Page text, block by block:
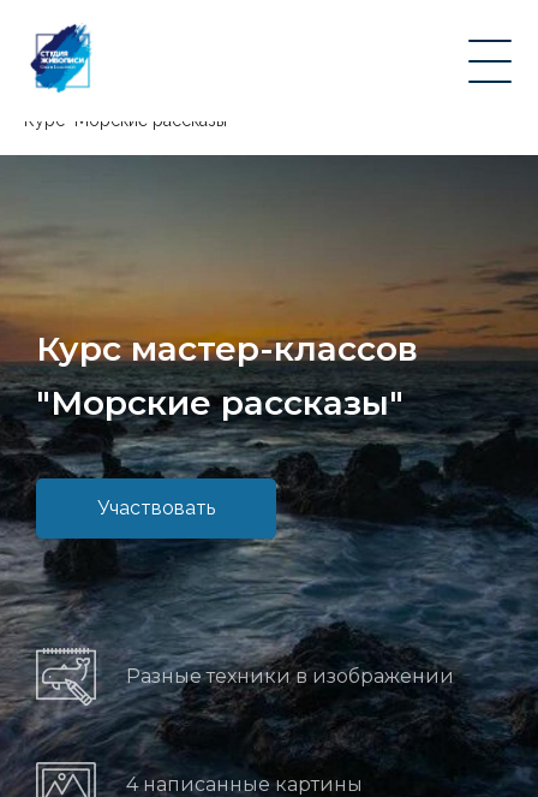
Главная страница
Серии мастер-классов
Курс "Морские рассказы"
Курс мастер-классов
"Морские рассказы"
Участвовать
Разные техники в изображении
4 написанные картины